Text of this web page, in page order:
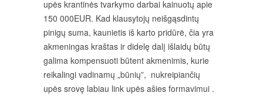
upės krantinės tvarkymo darbai kainuotų apie
150 000EUR. Kad klausytojų neišgąsdintų
pinigų suma, kaunietis iš karto pridūrė, čia yra
akmeningas kraštas ir didelę dalį išlaidų būtų
galima kompensuoti būtent akmenimis, kurie
reikalingi vadinamų „būnių”, nukreipiančių
upės srovę labiau link upės ašies formavimui .